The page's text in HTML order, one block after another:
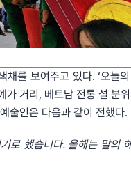
를 보여주고 있다. ‘오늘
거리, 베트남 전통 설 분
술인은 다음과 같이 전했다.
로 했습니다. 올해는 말의